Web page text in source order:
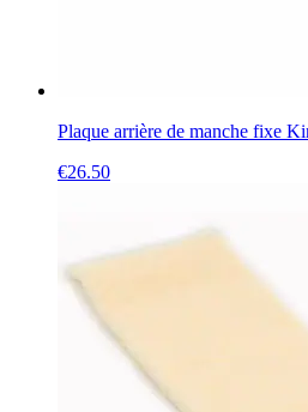
Plaque arrière de manche fixe
€26.50